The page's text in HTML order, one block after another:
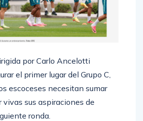
por Carlo Ancelotti
el primer lugar del Grupo C,
escoceses necesitan sumar
vivas sus aspiraciones de
ronda.